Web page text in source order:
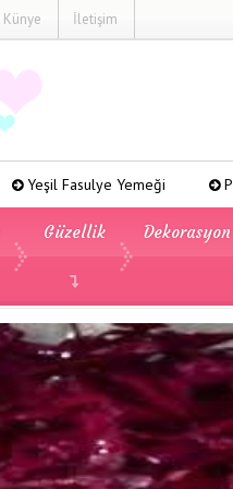
Künye İletişim
Yemeği Patates Kavurması
Güzellik Dekorasyon
Mor Lahana Salatası